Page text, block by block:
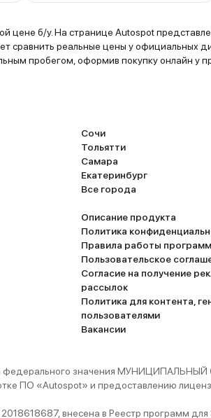
цене б/у. На странице Autospot
сравнить реальные цены у официальных
пробегом, оформив покупку онлайн у
Сочи
Тольятти
Самара
Екатеринбург
Все города
Описание продукта
Политика
Правила работы
Пользовательское
Согласие на получение
рассылок
Политика для контента,
пользователями
Вакансии
федерального значения МУНИЦИПАЛЬНЫЙ
ПО «Autospot» и предоставлению
внесена в Реестр программ для